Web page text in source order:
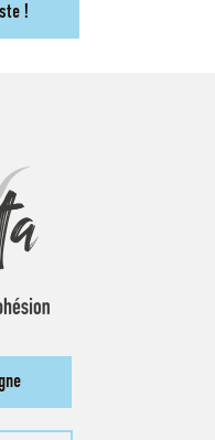
!